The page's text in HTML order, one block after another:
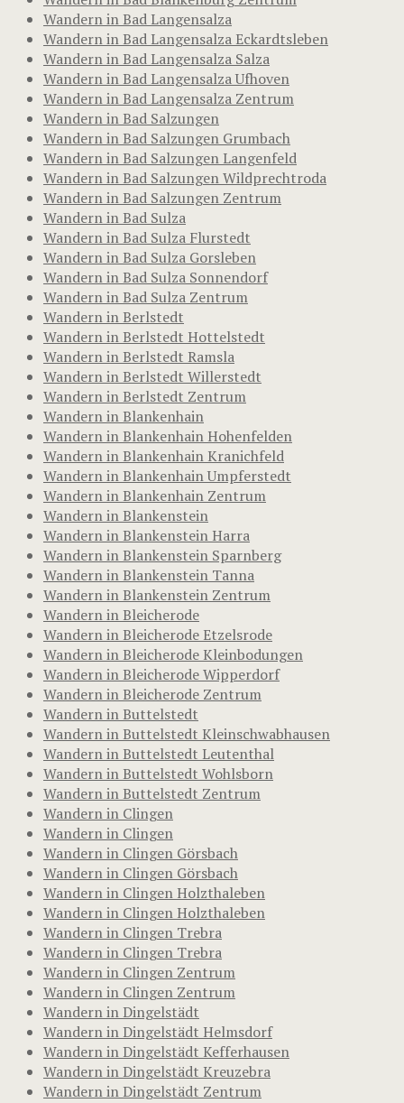
Wandern in Bad Langensalza
Wandern in Bad Langensalza Eckardtsleben
Wandern in Bad Langensalza Salza
Wandern in Bad Langensalza Ufhoven
Wandern in Bad Langensalza Zentrum
Wandern in Bad Salzungen
Wandern in Bad Salzungen Grumbach
Wandern in Bad Salzungen Langenfeld
Wandern in Bad Salzungen Wildprechtroda
Wandern in Bad Salzungen Zentrum
Wandern in Bad Sulza
Wandern in Bad Sulza Flurstedt
Wandern in Bad Sulza Gorsleben
Wandern in Bad Sulza Sonnendorf
Wandern in Bad Sulza Zentrum
Wandern in Berlstedt
Wandern in Berlstedt Hottelstedt
Wandern in Berlstedt Ramsla
Wandern in Berlstedt Willerstedt
Wandern in Berlstedt Zentrum
Wandern in Blankenhain
Wandern in Blankenhain Hohenfelden
Wandern in Blankenhain Kranichfeld
Wandern in Blankenhain Umpferstedt
Wandern in Blankenhain Zentrum
Wandern in Blankenstein
Wandern in Blankenstein Harra
Wandern in Blankenstein Sparnberg
Wandern in Blankenstein Tanna
Wandern in Blankenstein Zentrum
Wandern in Bleicherode
Wandern in Bleicherode Etzelsrode
Wandern in Bleicherode Kleinbodungen
Wandern in Bleicherode Wipperdorf
Wandern in Bleicherode Zentrum
Wandern in Buttelstedt
Wandern in Buttelstedt Kleinschwabhausen
Wandern in Buttelstedt Leutenthal
Wandern in Buttelstedt Wohlsborn
Wandern in Buttelstedt Zentrum
Wandern in Clingen
Wandern in Clingen
Wandern in Clingen Görsbach
Wandern in Clingen Görsbach
Wandern in Clingen Holzthaleben
Wandern in Clingen Holzthaleben
Wandern in Clingen Trebra
Wandern in Clingen Trebra
Wandern in Clingen Zentrum
Wandern in Clingen Zentrum
Wandern in Dingelstädt
Wandern in Dingelstädt Helmsdorf
Wandern in Dingelstädt Kefferhausen
Wandern in Dingelstädt Kreuzebra
Wandern in Dingelstädt Zentrum